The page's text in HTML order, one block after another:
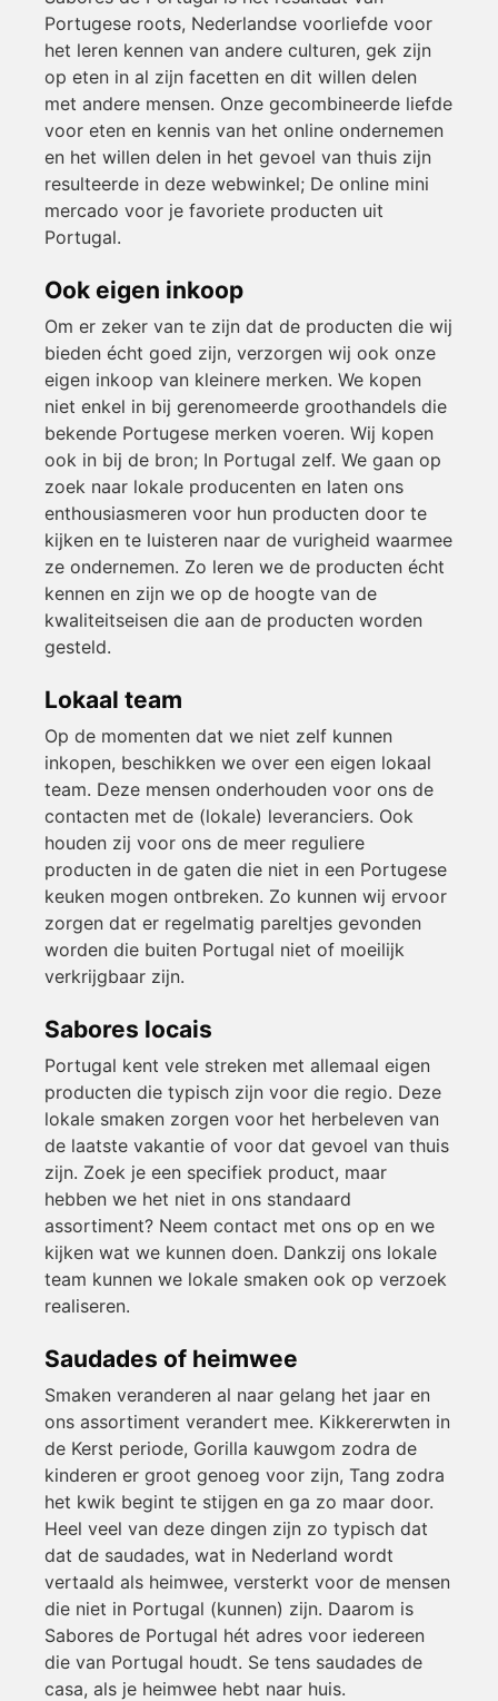
Portugese roots, Nederlandse voorliefde voor
het leren kennen van andere culturen, gek zijn
op eten in al zijn facetten en dit willen delen
met andere mensen. Onze gecombineerde liefde
voor eten en kennis van het online ondernemen
en het willen delen in het gevoel van thuis zijn
resulteerde in deze webwinkel; De online mini
mercado voor je favoriete producten uit
Portugal.
Ook eigen inkoop
Om er zeker van te zijn dat de producten die wij
bieden écht goed zijn, verzorgen wij ook onze
eigen inkoop van kleinere merken. We kopen
niet enkel in bij gerenomeerde groothandels die
bekende Portugese merken voeren. Wij kopen
ook in bij de bron; In Portugal zelf. We gaan op
zoek naar lokale producenten en laten ons
enthousiasmeren voor hun producten door te
kijken en te luisteren naar de vurigheid waarmee
ze ondernemen. Zo leren we de producten écht
kennen en zijn we op de hoogte van de
kwaliteitseisen die aan de producten worden
gesteld.
Lokaal team
Op de momenten dat we niet zelf kunnen
inkopen, beschikken we over een eigen lokaal
team. Deze mensen onderhouden voor ons de
contacten met de (lokale) leveranciers. Ook
houden zij voor ons de meer reguliere
producten in de gaten die niet in een Portugese
keuken mogen ontbreken. Zo kunnen wij ervoor
zorgen dat er regelmatig pareltjes gevonden
worden die buiten Portugal niet of moeilijk
verkrijgbaar zijn.
Sabores locais
Portugal kent vele streken met allemaal eigen
producten die typisch zijn voor die regio. Deze
lokale smaken zorgen voor het herbeleven van
de laatste vakantie of voor dat gevoel van thuis
zijn. Zoek je een specifiek product, maar
hebben we het niet in ons standaard
assortiment? Neem contact met ons op en we
kijken wat we kunnen doen. Dankzij ons lokale
team kunnen we lokale smaken ook op verzoek
realiseren.
Saudades of heimwee
Smaken veranderen al naar gelang het jaar en
ons assortiment verandert mee. Kikkererwten in
de Kerst periode, Gorilla kauwgom zodra de
kinderen er groot genoeg voor zijn, Tang zodra
het kwik begint te stijgen en ga zo maar door.
Heel veel van deze dingen zijn zo typisch dat
dat de saudades, wat in Nederland wordt
vertaald als heimwee, versterkt voor de mensen
die niet in Portugal (kunnen) zijn. Daarom is
Sabores de Portugal hét adres voor iedereen
die van Portugal houdt. Se tens saudades de
casa, als je heimwee hebt naar huis.